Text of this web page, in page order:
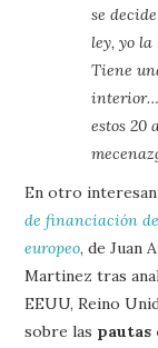
se
ley, yo
Tiene
interior…
estos 20
En otro
de financiación
europeo, de Juan
Martinez tras
EEUU, Reino
sobre las pautas